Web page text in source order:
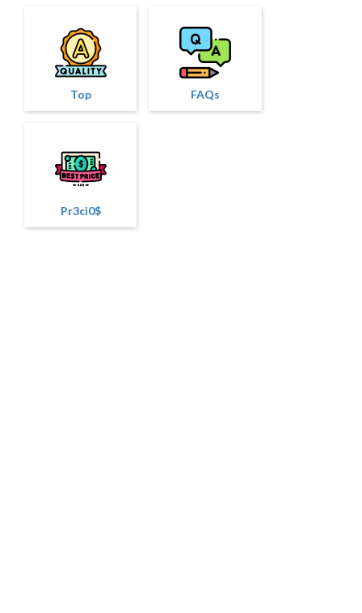
Top FAQs
Pr3ci0$